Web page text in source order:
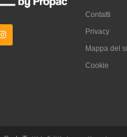
Contatti
Privacy
Mappa del
Cookie